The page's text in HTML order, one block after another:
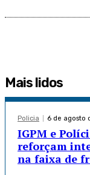
Mais lidos
Policia 6 de agosto
IGPM e
reforçam
na faixa de